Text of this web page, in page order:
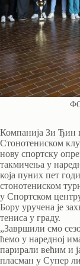
Компанија Зи Ђин
Стонотениском
нову спортску
такмичења у
која пуних пет
стонотениском
у Спортском
Бору уручена је
тениса у граду.
„Завршили смо
ћемо у наредној
парирали већим и
пласман у Супер